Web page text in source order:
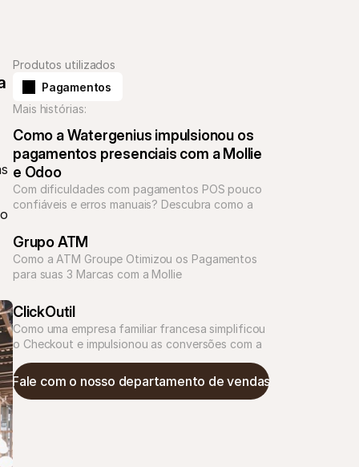
Produtos utilizados
Pagamentos
Mais histórias:
Como a Watergenius impulsionou os
pagamentos presenciais com a Mollie
e Odoo
Com dificuldades com pagamentos POS pouco
confiáveis e erros manuais? Descubra como a
Grupo ATM
Como a ATM Groupe Otimizou os Pagamentos
para suas 3 Marcas com a Mollie
ClickOutil
Como uma empresa familiar francesa simplificou
o Checkout e impulsionou as conversões com a
Fale com o nosso departamento de vendas